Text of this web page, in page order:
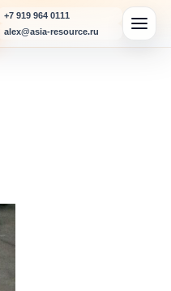
+7 919 964 0111
alex@asia-resource.ru